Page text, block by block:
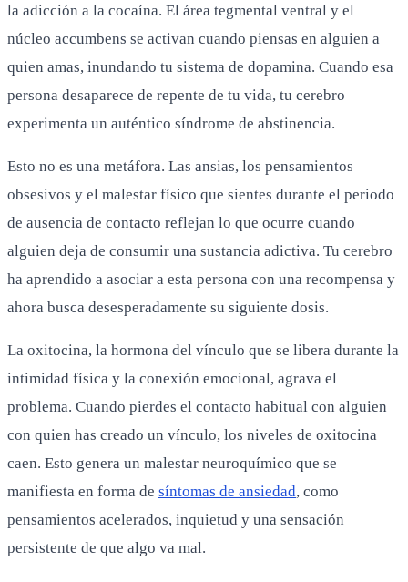
la adicción a la cocaína. El área tegmental ventral y el
núcleo accumbens se activan cuando piensas en alguien a
quien amas, inundando tu sistema de dopamina. Cuando esa
persona desaparece de repente de tu vida, tu cerebro
experimenta un auténtico síndrome de abstinencia.
Esto no es una metáfora. Las ansias, los pensamientos
obsesivos y el malestar físico que sientes durante el periodo
de ausencia de contacto reflejan lo que ocurre cuando
alguien deja de consumir una sustancia adictiva. Tu cerebro
ha aprendido a asociar a esta persona con una recompensa y
ahora busca desesperadamente su siguiente dosis.
La oxitocina, la hormona del vínculo que se libera durante la
intimidad física y la conexión emocional, agrava el
problema. Cuando pierdes el contacto habitual con alguien
con quien has creado un vínculo, los niveles de oxitocina
caen. Esto genera un malestar neuroquímico que se
manifiesta en forma de síntomas de ansiedad, como
pensamientos acelerados, inquietud y una sensación
persistente de que algo va mal.